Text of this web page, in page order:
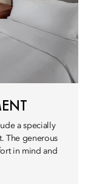
a specially
The generous
in mind and